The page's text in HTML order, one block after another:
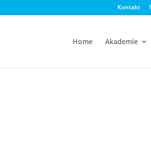
Kontakt
Home Akademie